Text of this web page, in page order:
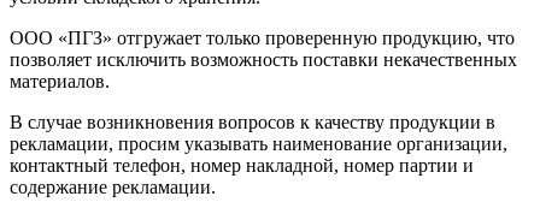
ООО «ПГЗ» отгружает только проверенную продукцию, что
позволяет исключить возможность поставки некачественных
материалов.
В случае возникновения вопросов к качеству продукции в
рекламации, просим указывать наименование организации,
контактный телефон, номер накладной, номер партии и
содержание рекламации.